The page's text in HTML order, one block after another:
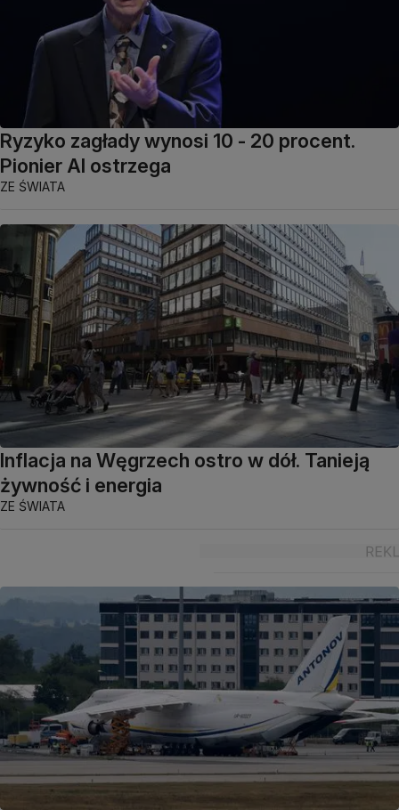
Ryzyko zagłady wynosi 10 - 20 procent.
Pionier AI ostrzega
ZE ŚWIATA
Inflacja na Węgrzech ostro w dół. Tanieją
żywność i energia
ZE ŚWIATA